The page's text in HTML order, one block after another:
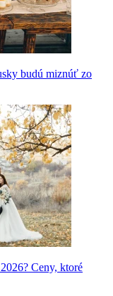
budú miznúť zo
Ceny, ktoré